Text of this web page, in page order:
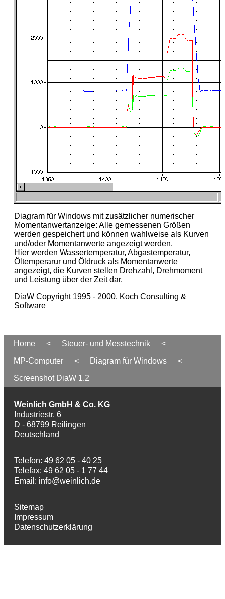
Diagram für Windows mit zusätzlicher numerischer
Momentanwertanzeige: Alle gemessenen Größen
werden gespeichert und können wahlweise als Kurven
und/oder Momentanwerte angezeigt werden.
Hier werden Wassertemperatur, Abgastemperatur,
Öltemperarur und Öldruck als Momentanwerte
angezeigt, die Kurven stellen Drehzahl, Drehmoment
und Leistung über der Zeit dar.
DiaW Copyright 1995 - 2000, Koch Consulting &
Software
Home < Steuer- und Messtechnik
<
MP-Computer
< Diagram für Windows
<
Screenshot DiaW 1.2
Weinlich GmbH & Co. KG
Industriestr. 6
D - 68799 Reilingen
Deutschland
Telefon: 49 62 05 - 40 25
Telefax: 49 62 05 - 1 77 44
Email: info@weinlich.de
Sitemap
Impressum
Datenschutzerklärung